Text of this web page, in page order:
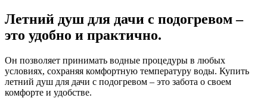
Летний душ для дачи с подогревом –
это удобно и практично.
Он позволяет принимать водные процедуры в любых
условиях, сохраняя комфортную температуру воды. Купить
летний душ для дачи с подогревом – это забота о своем
комфорте и удобстве.